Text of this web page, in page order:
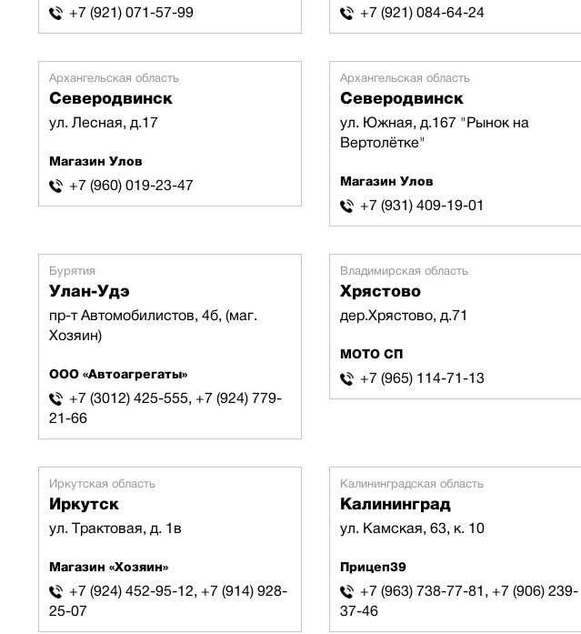
+7 (921) 071-57-99 +7 (921) 084-64-24
Архангельская область
Северодвинск
ул. Лесная, д.17
Магазин Улов
+7 (960) 019-23-47
Архангельская область
Северодвинск
ул. Южная, д.167 "Рынок на
Вертолётке"
Магазин Улов
+7 (931) 409-19-01
Бурятия
Улан-Удэ
пр-т Автомобилистов, 4б, (маг.
Хозяин)
ООО «Автоагрегаты»
+7 (3012) 425-555, +7 (924) 779-
21-66
Владимирская область
Хрястово
дер.Хрястово, д.71
МОТО СП
+7 (965) 114-71-13
Иркутская область
Иркутск
ул. Трактовая, д. 1в
Магазин «Хозяин»
+7 (924) 452-95-12, +7 (914) 928-
25-07
Калининградская область
Калининград
ул. Камская, 63, к. 10
Прицеп39
+7 (963) 738-77-81, +7 (906) 239-
37-46